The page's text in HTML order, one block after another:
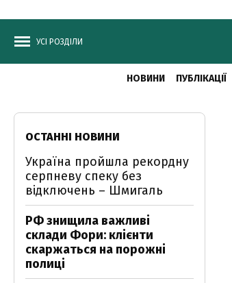
УСІ РОЗДІЛИ
НОВИНИ ПУБЛІКАЦІЇ
ОСТАННІ НОВИНИ
Україна пройшла рекордну
серпневу спеку без
відключень – Шмигаль
РФ знищила важливі
склади Фори: клієнти
скаржаться на порожні
полиці